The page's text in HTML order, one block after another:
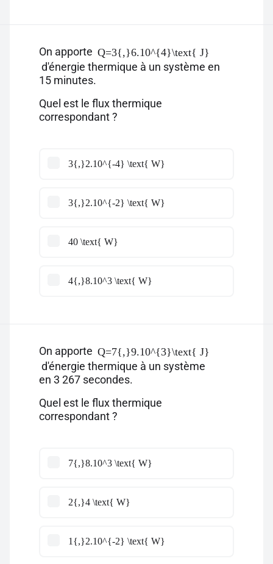
On apporte Q=3{,}6.10^{4}\text{ J}
d'énergie thermique à un système en
15 minutes.
Quel est le flux thermique
correspondant ?
3{,}2.10^{-4} \text{ W}
3{,}2.10^{-2} \text{ W}
40 \text{ W}
4{,}8.10^3 \text{ W}
On apporte Q=7{,}9.10^{3}\text{ J}
d'énergie thermique à un système
en 3 267 secondes.
Quel est le flux thermique
correspondant ?
7{,}8.10^3 \text{ W}
2{,}4 \text{ W}
1{,}2.10^{-2} \text{ W}